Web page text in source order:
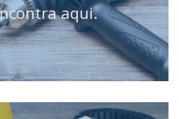
aqui.